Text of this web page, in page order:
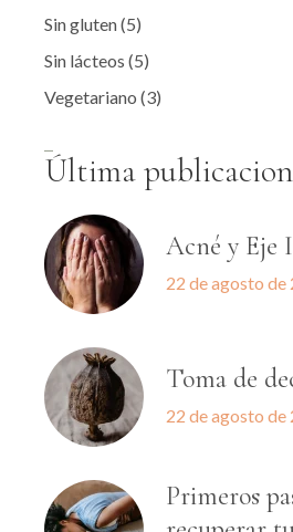
Sin gluten(5)
Sin lácteos (5)
Vegetariano (3)
Última
Acné y Eje
22 de agosto de
Toma de
22 de agosto de
Primeros